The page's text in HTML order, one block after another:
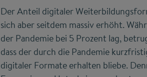
Der Anteil digitaler
sich aber seitdem massiv erhöht.
der Pandemie bei 5 Prozent lag,
dass der durch die Pandemie
digitaler Formate erhalten bliebe.